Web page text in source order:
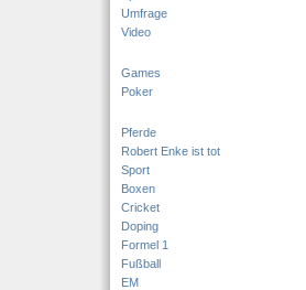
Umfrage
Video
Games
Poker
Pferde
Robert Enke ist tot
Sport
Boxen
Cricket
Doping
Formel 1
Fußball
EM